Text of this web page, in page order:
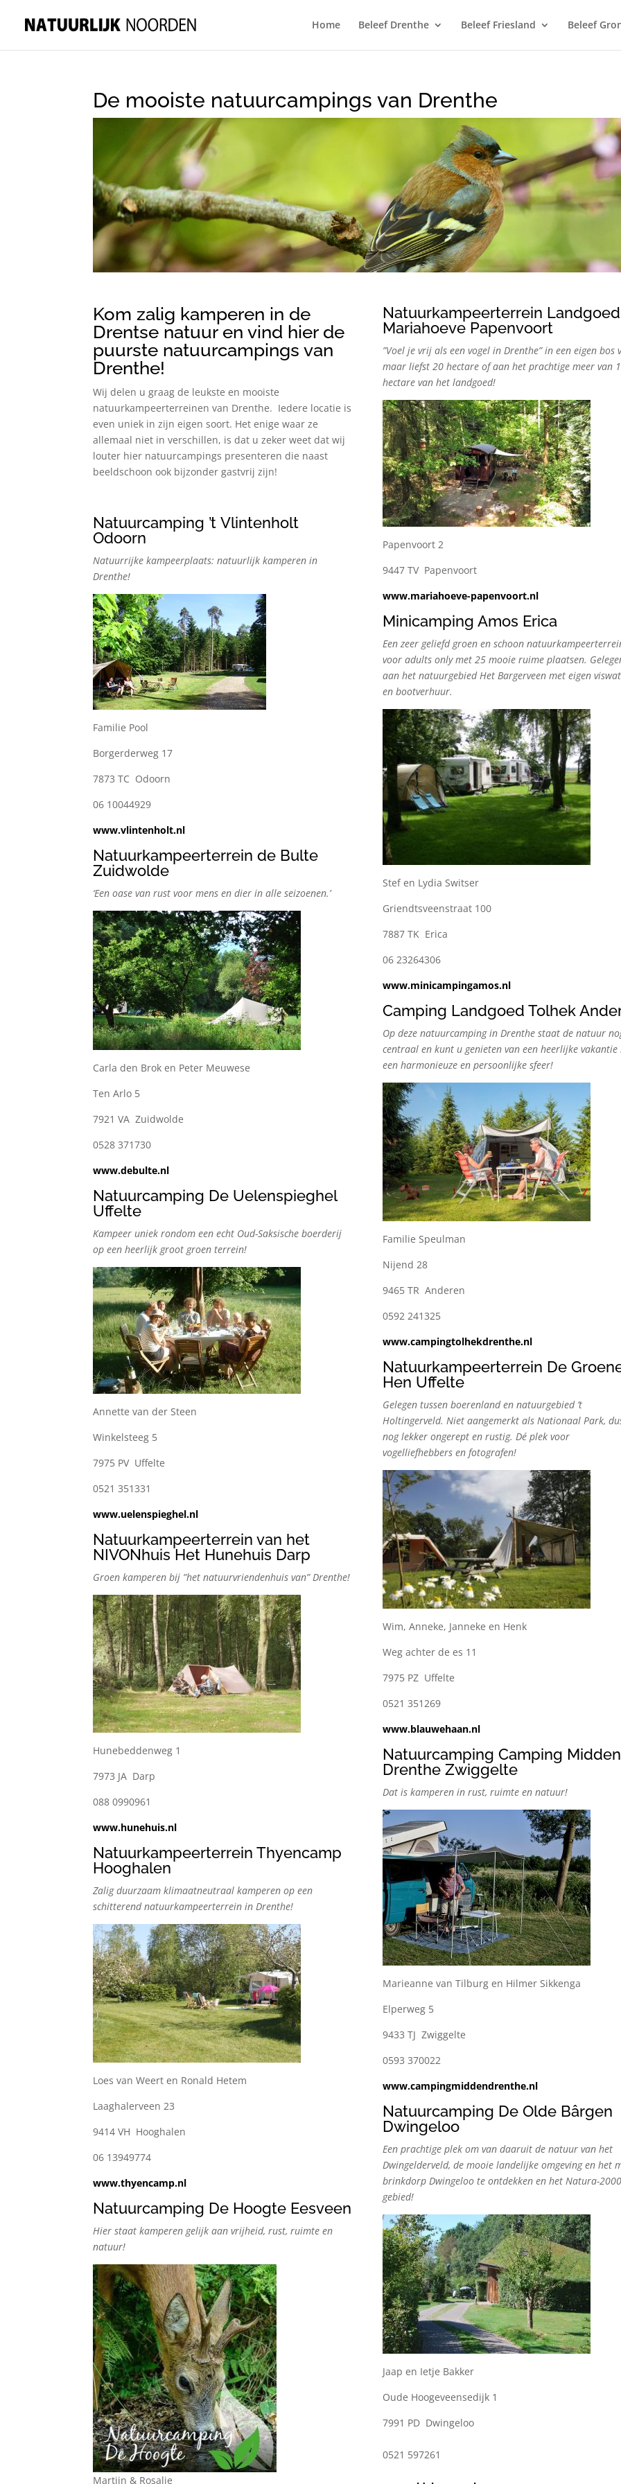
Home Beleef Drenthe Beleef Friesland Beleef
De mooiste natuurcampings van Drenthe
Kom zalig kamperen in de
Drentse natuur en vind hier de
puurste natuurcampings van
Drenthe!
Wij delen u graag de leukste en mooiste
natuurkampeerterreinen van Drenthe. Iedere locatie is
even uniek in zijn eigen soort. Het enige waar ze
allemaal niet in verschillen, is dat u zeker weet dat wij
louter hier natuurcampings presenteren die naast
beeldschoon ook bijzonder gastvrij zijn!
Natuurcamping ’t Vlintenholt
Odoorn
Natuurrijke kampeerplaats: natuurlijk kamperen in
Drenthe!
Familie Pool
Borgerderweg 17
7873 TC Odoorn
06 10044929
www.vlintenholt.nl
Natuurkampeerterrein de Bulte
Zuidwolde
‘Een oase van rust voor mens en dier in alle seizoenen.’
Carla den Brok en Peter Meuwese
Ten Arlo 5
7921 VA Zuidwolde
0528 371730
www.debulte.nl
Natuurcamping De Uelenspieghel
Uffelte
Kampeer uniek rondom een echt Oud-Saksische boerderij
op een heerlijk groot groen terrein!
Annette van der Steen
Winkelsteeg 5
7975 PV Uffelte
0521 351331
www.uelenspieghel.nl
Natuurkampeerterrein van het
NIVONhuis Het Hunehuis Darp
Groen kamperen bij ”het natuurvriendenhuis van” Drenthe!
Hunebeddenweg 1
7973 JA Darp
088 0990961
www.hunehuis.nl
Natuurkampeerterrein Thyencamp
Hooghalen
Zalig duurzaam klimaatneutraal kamperen op een
schitterend natuurkampeerterrein in Drenthe!
Loes van Weert en Ronald Hetem
Laaghalerveen 23
9414 VH Hooghalen
06 13949774
www.thyencamp.nl
Natuurcamping De Hoogte Eesveen
Hier staat kamperen gelijk aan vrijheid, rust, ruimte en
natuur!
Martijn & Rosalie
Natuurkampeerterrein Landgoed
Mariahoeve Papenvoort
”Voel je vrij als een vogel in Drenthe” in een eigen bos
maar liefst 20 hectare of aan het prachtige meer van 1
hectare van het landgoed!
Papenvoort 2
9447 TV Papenvoort
www.mariahoeve-papenvoort.nl
Minicamping Amos Erica
Een zeer geliefd groen en schoon natuurkampeerterrei
voor adults only met 25 mooie ruime plaatsen.
aan het natuurgebied Het Bargerveen met eigen
en bootverhuur.
Stef en Lydia Switser
Griendtsveenstraat 100
7887 TK Erica
06 23264306
www.minicampingamos.nl
Camping Landgoed Tolhek
Op deze natuurcamping in Drenthe staat de natuur
centraal en kunt u genieten van een heerlijke vakantie
een harmonieuze en persoonlijke sfeer!
Familie Speulman
Nijend 28
9465 TR Anderen
0592 241325
www.campingtolhekdrenthe.nl
Natuurkampeerterrein De
Hen Uffelte
Gelegen tussen boerenland en natuurgebied ’t
Holtingerveld. Niet aangemerkt als Nationaal Park,
nog lekker ongerept en rustig. Dé plek voor
vogelliefhebbers en fotografen!
Wim, Anneke, Janneke en Henk
Weg achter de es 11
7975 PZ Uffelte
0521 351269
www.blauwehaan.nl
Natuurcamping Camping Midden
Drenthe Zwiggelte
Dat is kamperen in rust, ruimte en natuur!
Marieanne van Tilburg en Hilmer Sikkenga
Elperweg 5
9433 TJ Zwiggelte
0593 370022
www.campingmiddendrenthe.nl
Natuurcamping De Olde Bârgen
Dwingeloo
Een prachtige plek om van daaruit de natuur van het
Dwingelderveld, de mooie landelijke omgevingen het
brinkdorp Dwingeloo te ontdekkenen het Natura-2000
gebied!
Jaap en Ietje Bakker
Oude Hoogeveensedijk 1
7991 PD Dwingeloo
0521 597261